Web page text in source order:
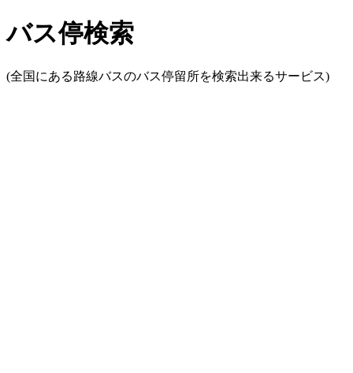
バス停検索
(全国にある路線バスのバス停留所を検索出来るサービス)